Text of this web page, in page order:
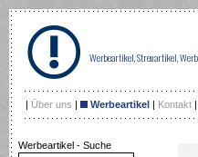
Werbeartikel, Streuartikel,
| Über uns | Werbeartikel | Kontakt |
Werbeartikel - Suche